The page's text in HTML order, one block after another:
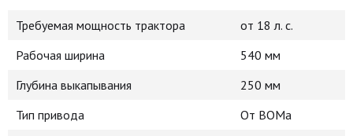
Требуемая мощность трактора
от 18 л. с.
Рабочая ширина
540 мм
Глубина выкапывания
250 мм
Тип привода
От ВОМа